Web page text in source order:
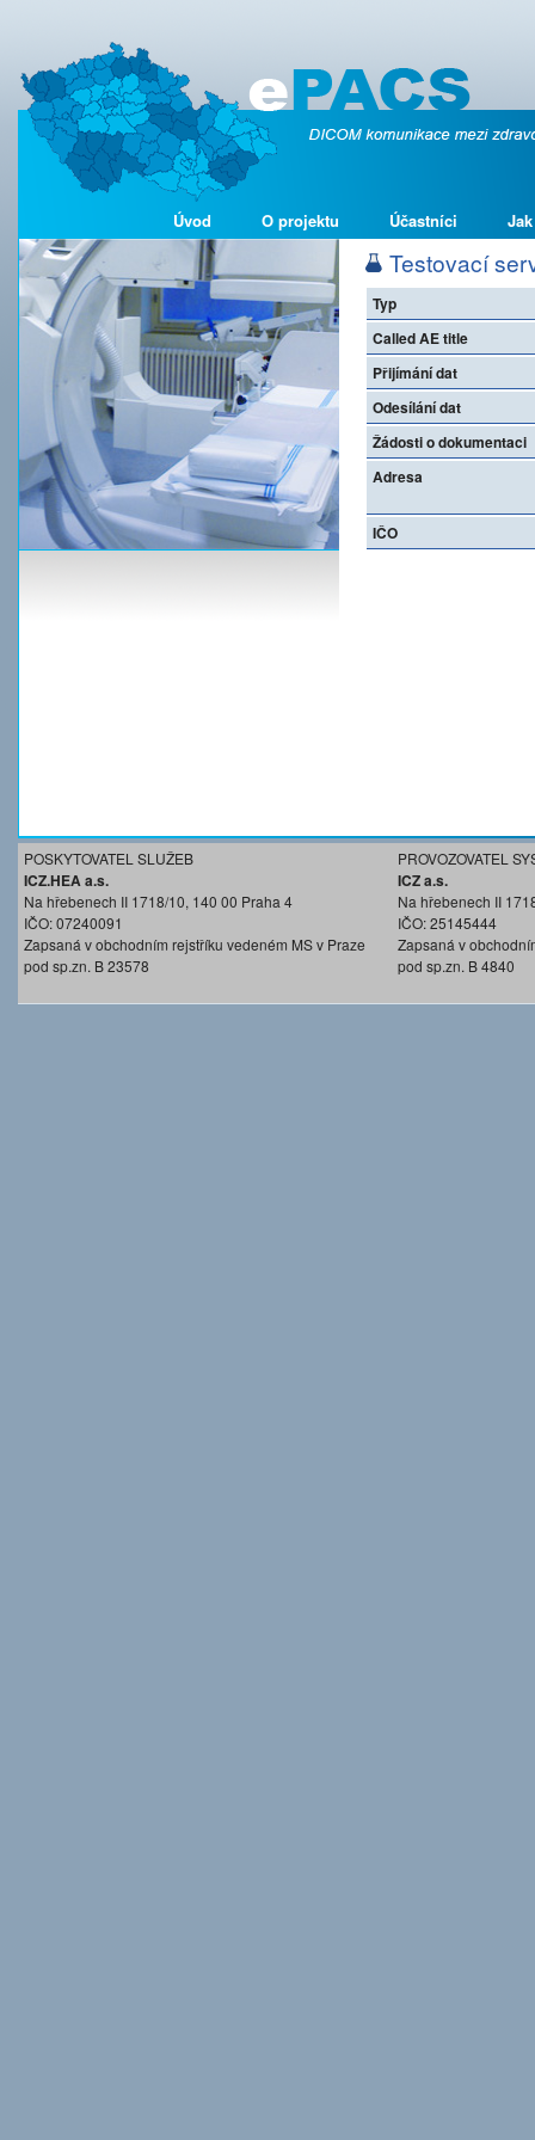
Úvod O projektu Účastníci
Testovací
Typ
Called AE title
Přijímání dat
Odesílání dat
Žádosti o dokumentaci
Adresa
IČO
POSKYTOVATEL SLUŽEB
ICZ.HEA a.s.
Na hřebenech II 1718/10, 140 00 Praha 4
IČO: 07240091
Zapsaná v obchodním rejstříku vedeném MS v Praze
pod sp.zn. B 23578
PROVOZOVATEL
ICZ a.s.
Na hřebenech II
IČO: 25145444
Zapsaná v
pod sp.zn. B 4840